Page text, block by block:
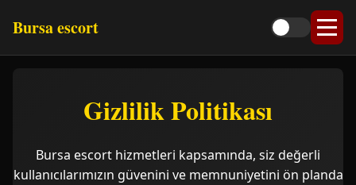
Bursa escort
Gizlilik Politikası
Bursa escort hizmetleri kapsamında, siz değerli
kullanıcılarımızın güvenini ve memnuniyetini ön planda